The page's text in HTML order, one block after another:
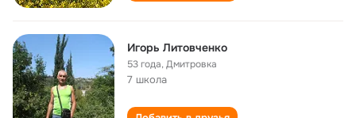
Игорь Литовченко
53 года,Дмитровка
7 школа